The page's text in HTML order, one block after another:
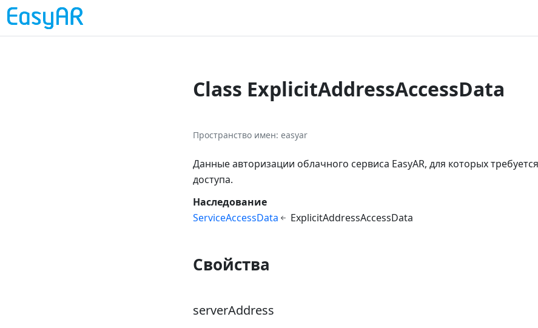
Class ExplicitAddressAccessData
Пространство имен easyar
Данные авторизации облачного сервиса EasyAR, для которых
доступа.
Наследование
ServiceAccessData
ExplicitAddressAccessData
Свойства
serverAddress